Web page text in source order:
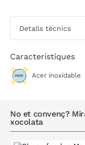
Detalls tècnics
Característiques
Acer inoxidable
No et convenç?
xocolata